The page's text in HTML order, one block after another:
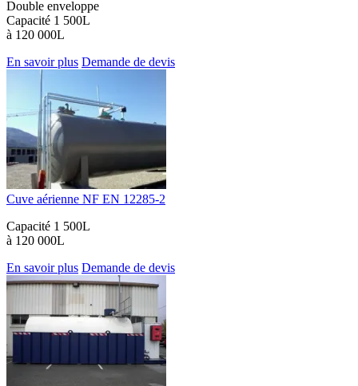
Double enveloppe
Capacité 1 500L
à 120 000L
En savoir plus Demande de devis
Cuve aérienne NF EN 12285-2
Capacité 1 500L
à 120 000L
En savoir plus Demande de devis